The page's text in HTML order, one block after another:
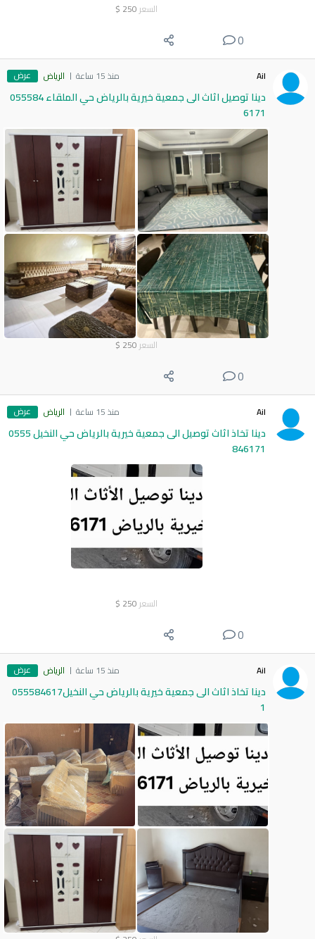
السعر 250
$
0
Ail منذ 15 ساعة الرياض عرض
دينا توصيل اثاث الى جمعية خيرية بالرياض حي الملقاء 055584
6171
السعر 250
$
0
Ail منذ 15 ساعة الرياض عرض
دينا تخاذ اثاث توصيل الى جمعية خيرية بالرياض حي النخيل 0555
846171
السعر 250
$
0
Ail منذ 15 ساعة الرياض عرض
دينا تخاذ اثاث الى جمعية خيرية بالرياض حي النخيل055584617
1